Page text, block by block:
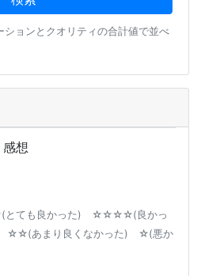
ョンとクオリティの合計値で並べ
感想
ても良かった) ☆☆☆☆(良かっ
あまり良くなかった) ☆(悪か